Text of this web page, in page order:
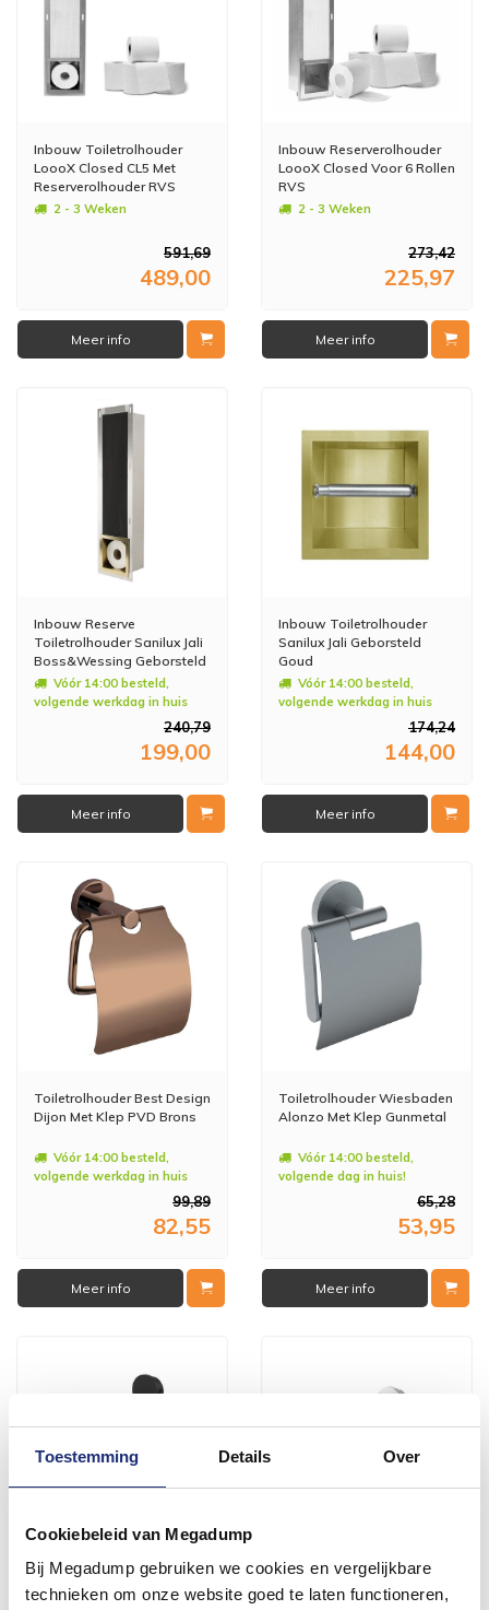
Toestemming Details Over
Cookiebeleid van Megadump
Bij Megadump gebruiken we cookies en vergelijkbare
technieken om onze website goed te laten functioneren,
Inbouw Toiletrolhouder
LoooX Closed CL5 Met
Reserverolhouder RVS
2 - 3 Weken
591,69
489,00
Meer info
Inbouw Reserverolhouder
LoooX Closed Voor 6 Rollen
RVS
2 - 3 Weken
273,42
225,97
Meer info
Inbouw Reserve
Toiletrolhouder Sanilux Jali
Boss&Wessing Geborsteld
GoudVóór 14:00 besteld,
volgende werkdag in huis
240,79
199,00
Meer info
Inbouw Toiletrolhouder
Sanilux Jali Geborsteld
Goud
Vóór 14:00 besteld,
volgende werkdag in huis
174,24
144,00
Meer info
Toiletrolhouder Best Design
Dijon Met Klep PVD Brons
Vóór 14:00 besteld,
volgende werkdag in huis
99,89
82,55
Meer info
Toiletrolhouder Wiesbaden
Alonzo Met Klep Gunmetal
Vóór 14:00 besteld,
volgende dag in huis!
65,28
53,95
Meer info
Toiletrolhouder met
planchet Geesa Opal Zwart
Toiletrolhouder Dubbel
Geesa Opal Chroom